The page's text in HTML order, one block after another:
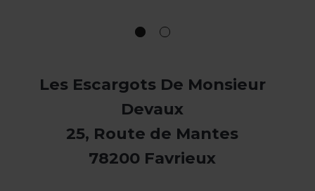
Les Escargots De Monsieur
Devaux
25, Route de Mantes
78200 Favrieux